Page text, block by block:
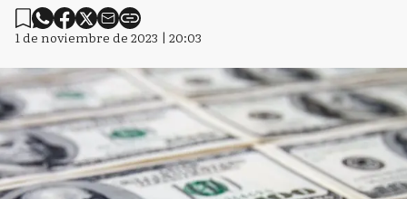
1 de noviembre de 2023 | 20:03